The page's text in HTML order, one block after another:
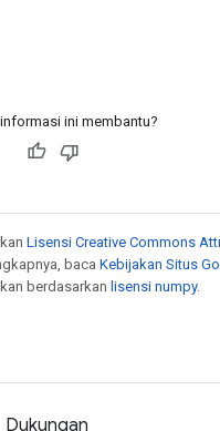
ini membantu?
Lisensi Creative Commons
baca Kebijakan Situs
berdasarkan lisensi numpy.
Dukungan